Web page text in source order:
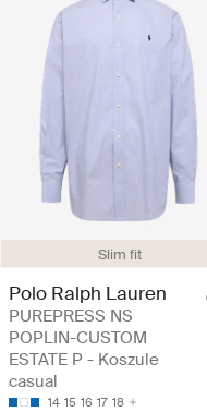
Slim fit
Polo Ralph Lauren
PUREPRESS NS
POPLIN-CUSTOM
ESTATE P - Koszule
casual
14 15 16 17 18